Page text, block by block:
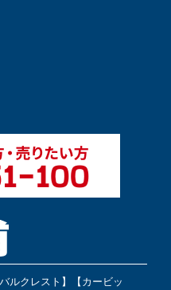
ルクレスト】【カービッ